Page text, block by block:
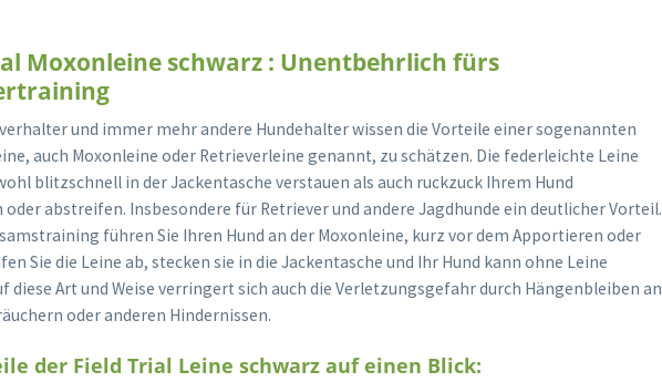
Moxonleine schwarz : Unentbehrlich fürs
und immer mehr andere Hundehalter wissen die Vorteile einer sogenannten
auch Moxonleine oder Retrieverleine genannt, zu schätzen. Die federleichte Leine
blitzschnell in der Jackentasche verstauen als auch ruckzuck Ihrem Hund
abstreifen. Insbesondere für Retriever und andere Jagdhunde ein deutlicher Vorteil.
führen Sie Ihren Hund an der Moxonleine, kurz vor dem Apportieren oder
Sie die Leine ab, stecken sie in die Jackentasche und Ihr Hund kann ohne Leine
diese Art und Weise verringert sich auch die Verletzungsgefahr durch Hängenbleiben an
oder anderen Hindernissen.
der Field Trial Leine schwarz auf einen Blick: